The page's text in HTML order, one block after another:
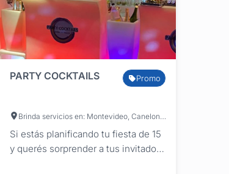
PARTY COCKTAILS Promo
Brinda servicios en: Montevideo, Canelones, Cerro Largo, Colonia, Durazno, Flores, Florida, Lavalleja, Maldonado, Río Negro, Rocha, Salto, San José, Soriano, Tacuarembó, Treinta y Tres, Paysandú, Rivera, Artigas
Si estás planificando tu fiesta de 15
y querés sorprender a tus invitados,